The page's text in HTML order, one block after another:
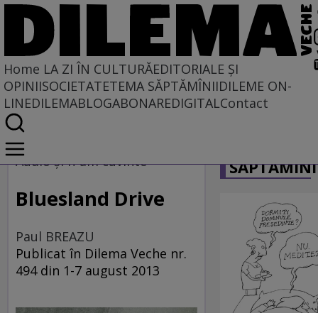
Home LA ZI ÎN CULTURĂEDITORIALE ȘI
OPINIISOCIETATETEMA SĂPTĂMÎNIIDILEME ON-
LINEDILEMABLOGABONAREDIGITALContact
Home
La zi în cultură
MUZICĂ
Audio şi n-am cuvinte
Bluesland Drive
Paul BREAZU
Publicat în Dilema Veche nr.
494 din 1-7 august 2013